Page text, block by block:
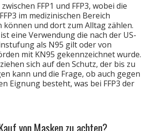
FFP1 und FFP3, wobei die
im medizinischen Bereich
können und dort zum Alltag zählen.
eine Verwendung die nach der US-
als N95 gilt oder von
mit KN95 gekennzeichnet wurde.
sich auf den Schutz, der bis zu
kann und die Frage, ob auch gegen
Eignung besteht, was bei FFP3 der
von Masken zu achten?